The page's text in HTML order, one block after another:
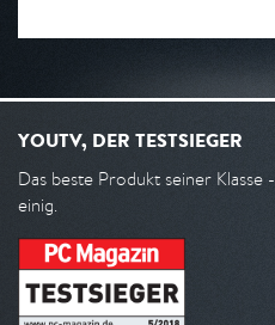
YOUTV, DER TESTSIEGER
Das beste Produkt seiner Klasse -
einig.